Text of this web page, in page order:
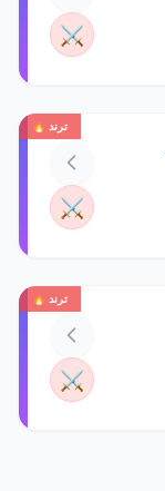
⚔️
ترند 🔥
⚔️
ترند 🔥
⚔️